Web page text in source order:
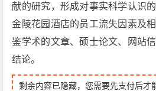
献的研究，形成对事实科学认识
金陵花园酒店的员工流失因素及
鉴学术的文章、硕士论文、网站
结论。
剩余内容已隐藏，您需要先支付后才